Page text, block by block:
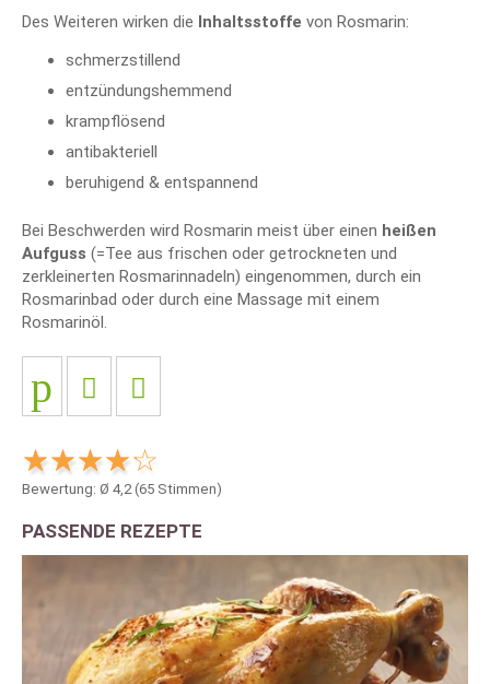
Des Weiteren wirken die Inhaltsstoffe von Rosmarin:
schmerzstillend
entzündungshemmend
krampflösend
antibakteriell
beruhigend & entspannend
Bei Beschwerden wird Rosmarin meist über einen heißen
Aufguss (=Tee aus frischen oder getrockneten und
zerkleinerten Rosmarinnadeln) eingenommen, durch ein
Rosmarinbad oder durch eine Massage mit einem
Rosmarinöl.
Bewertung: Ø 4,2(65 Stimmen)
PASSENDE REZEPTE